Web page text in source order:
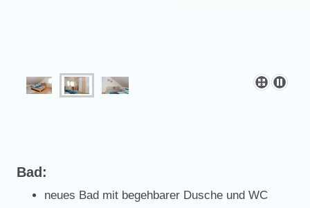
Bad:
neues Bad mit begehbarer Dusche und WC